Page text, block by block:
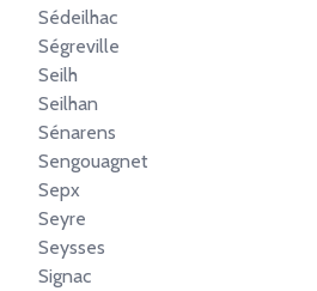
Sédeilhac
Ségreville
Seilh
Seilhan
Sénarens
Sengouagnet
Sepx
Seyre
Seysses
Signac